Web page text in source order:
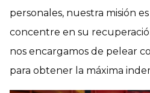
personales, nuestra misión
concentre en su
nos encargamos de pelear
para obtener la máxima